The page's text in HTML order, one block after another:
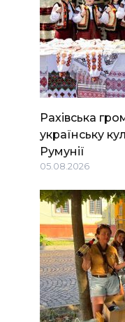
Рахівська
українську
Румунії
05.08.2026